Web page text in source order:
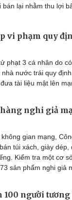
lại nhằm thu lợi
vi phạm quy
phạt 3 cá nhân do
nước trái quy
tài liệu mật lên
nghi giả
gian mạng,
túi xách, giày dép,
Kiểm tra một cơ
sản phẩm nghi giả
người tương